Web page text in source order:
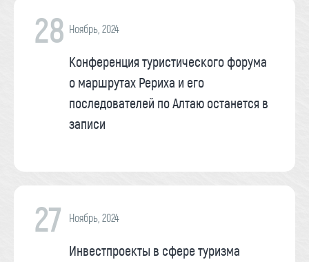
28 Ноябрь, 2024
Конференция туристического форума
о маршрутах Рериха и его
последователей по Алтаю останется в
записи
27 Ноябрь, 2024
Инвестпроекты в сфере туризма